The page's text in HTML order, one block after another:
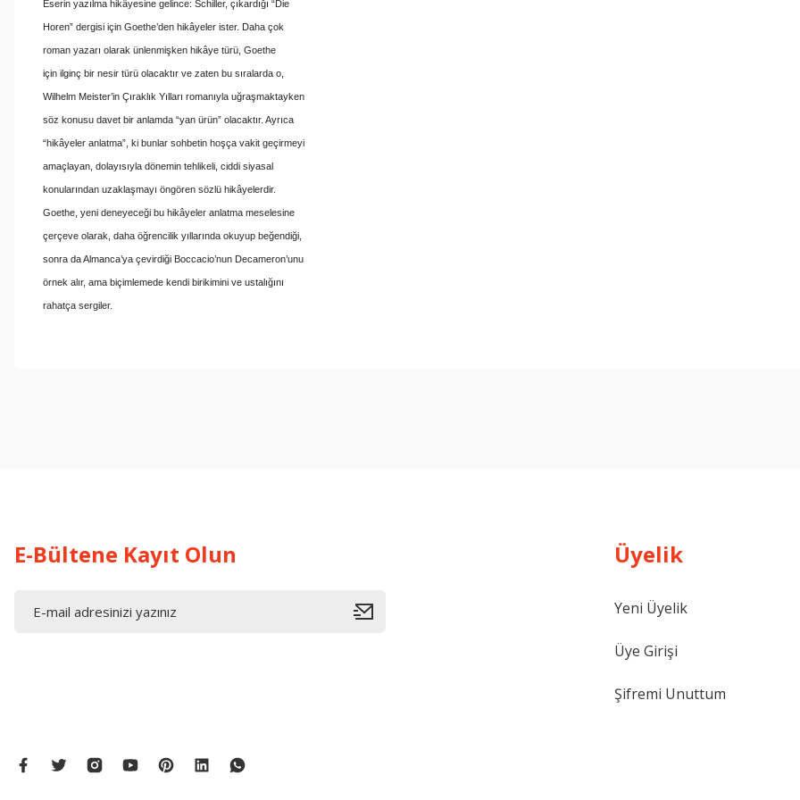
Eserin yazılma hikâyesine gelince: Schiller, çıkardığı “Die
Horen” dergisi için Goethe’den hikâyeler ister. Daha çok
roman yazarı olarak ünlenmişken hikâye türü, Goethe
için ilginç bir nesir türü olacaktır ve zaten bu sıralarda o,
Wilhelm Meister’in Çıraklık Yılları romanıyla uğraşmaktayken
söz konusu davet bir anlamda “yan ürün” olacaktır. Ayrıca
“hikâyeler anlatma”, ki bunlar sohbetin hoşça vakit geçirmeyi
amaçlayan, dolayısıyla dönemin tehlikeli, ciddi siyasal
konularından uzaklaşmayı öngören sözlü hikâyelerdir.
Goethe, yeni deneyeceği bu hikâyeler anlatma meselesine
çerçeve olarak, daha öğrencilik yıllarında okuyup beğendiği,
sonra da Almanca’ya çevirdiği Boccacio’nun Decameron’unu
örnek alır, ama biçimlemede kendi birikimini ve ustalığını
rahatça sergiler.
E-Bültene Kayıt Olun Üyelik
Yeni Üyelik
Üye Girişi
Şifremi Unuttum